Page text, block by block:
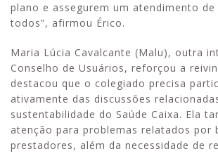
plano e assegurem um atendimento de
todos”, afirmou Érico.
Maria Lúcia Cavalcante (Malu), outra
Conselho de Usuários, reforçou a
destacou que o colegiado precisa
ativamente das discussões
sustentabilidade do Saúde Caixa. Ela
atenção para problemas relatados por
prestadores, além da necessidade de